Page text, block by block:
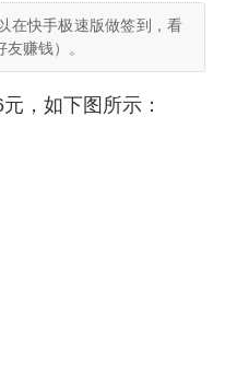
在快手极速版做签到，看
赚钱）。
，如下图所示：